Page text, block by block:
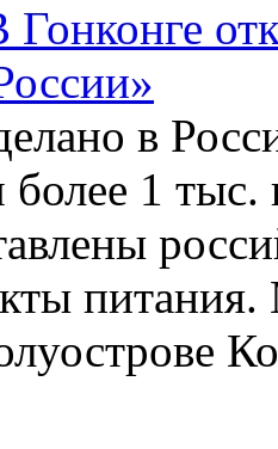
Гонконге
в
более 1
питания.